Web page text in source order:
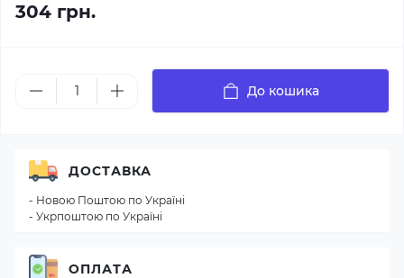
304 грн.
До кошика
ДОСТАВКА
- Новою Поштою по Україні
- Укрпоштою по Україні
ОПЛАТА